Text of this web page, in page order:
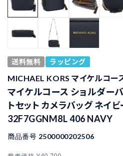
送料無料 ラッピング
MICHAEL KORS マイケルコー
マイケルコース ショルダー
トセット カメラバッグ ネイ
32F7GGNM8L 406 NAVY
商品番号 2500000202506